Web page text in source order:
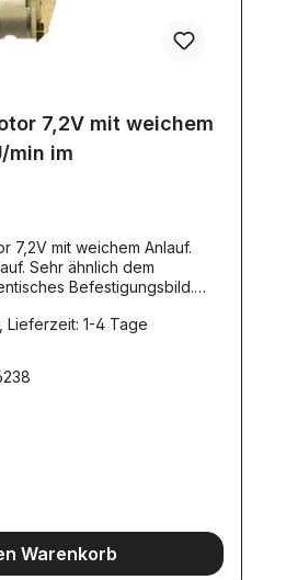
7,2V mit weichem
min im
7,2V mit weichem Anlauf.
Sehr ähnlich dem
Befestigungsbild.
U/minLeerlaufstrom: 720
Drehzahl: 3000
Leistung: 32
21
1-4 Tage
Warenkorb